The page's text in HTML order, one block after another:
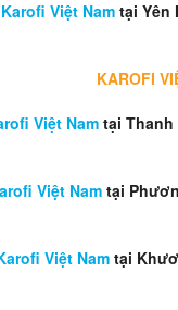
Karofi Việt Nam tại Yên
KAROFI
Việt Nam tại Thanh
Việt Nam tại
Việt Nam tại